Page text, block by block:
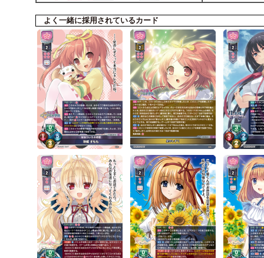
よく一緒に採用されているカード